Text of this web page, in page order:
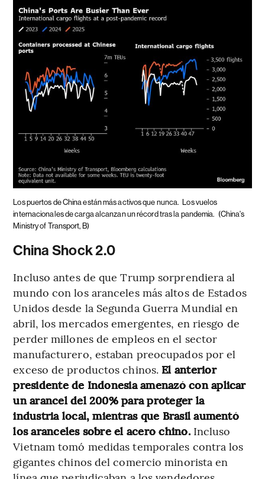
Los puertos de China están más activos que nunca.
Los vuelos
internacionales de carga alcanzan un récord tras la pandemia. (China's
Ministry of Transport, B)
China Shock 2.0
Incluso antes de que Trump sorprendiera al
mundo con los aranceles más altos de Estados
Unidos desde la Segunda Guerra Mundial en
abril, los mercados emergentes, en riesgo de
perder millones de empleos en el sector
manufacturero, estaban preocupados por el
exceso de productos chinos. El anterior
presidente de Indonesia amenazó con aplicar
un arancel del 200% para proteger la
industria local, mientras que Brasil aumentó
los aranceles sobre el acero chino.Incluso
Vietnam tomó medidas temporales contra los
gigantes chinos del comercio minorista en